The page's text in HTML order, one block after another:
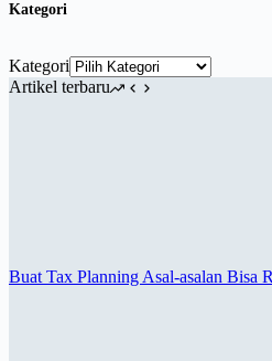
Kategori
Kategori
Artikel terbaru
Buat Tax Planning Asal-asalan Bisa